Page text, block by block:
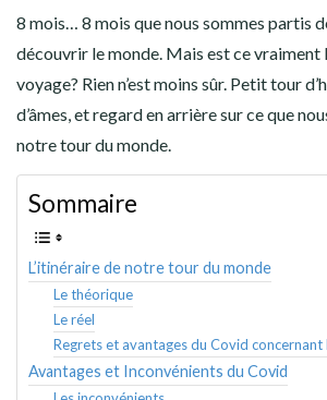
8 mois… 8 mois que nous sommes partis
découvrir le monde. Mais est ce vraiment
voyage? Rien n’est moins sûr. Petit tour
d’âmes, et regard en arrière sur ce que
notre tour du monde.
Sommaire
L’itinéraire de notre tour du monde
Le théorique
Le réel
Regrets et avantages du Covid concernant
Avantages et Inconvénients du Covid